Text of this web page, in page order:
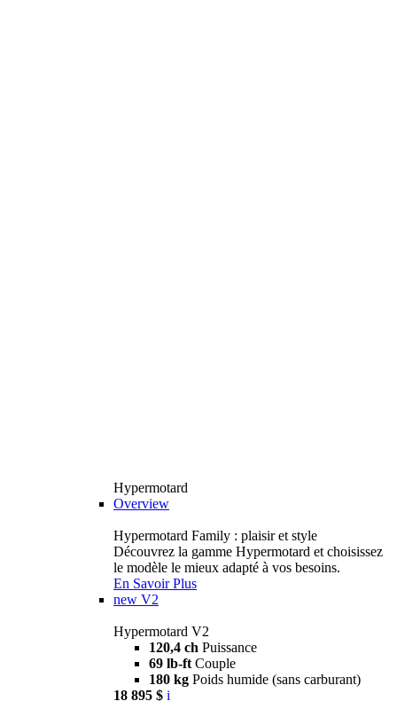
Hypermotard
Overview
Hypermotard Family : plaisir et style
Découvrez la gamme Hypermotard et choisissez
le modèle le mieux adapté à vos besoins.
En Savoir Plus
new V2
Hypermotard V2
120,4 ch Puissance
69 lb-ft Couple
180 kg Poids humide (sans carburant)
18 895 $ i